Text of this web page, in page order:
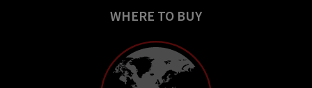
WHERE TO BUY